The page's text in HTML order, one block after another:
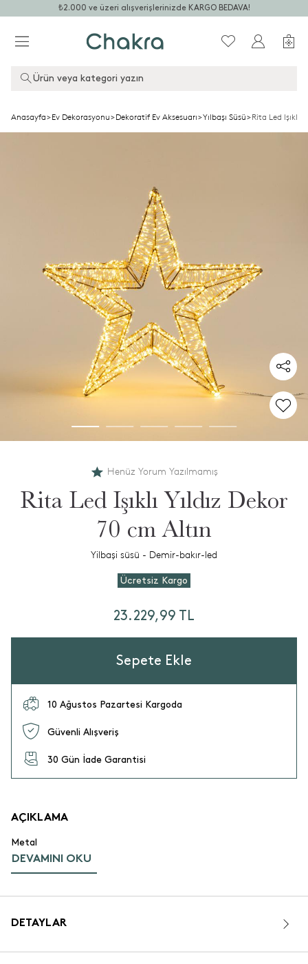
₺2.000 ve üzeri alışverişlerinizde KARGO BEDAVA!
Ürün veya kategori yazın
Anasayfa>Ev Dekorasyonu>Dekoratif Ev Aksesuarı>Yılbaşı Süsü>Rita Led Işıklı
Henüz Yorum Yazılmamış
Rita Led Işıklı Yıldız Dekor
70 cm Altın
Yilbaşi süsü - Demir-bakır-led
Ücretsiz Kargo
23.229,99 TL
Sepete Ekle
10 Ağustos Pazartesi Kargoda
Güvenli Alışveriş
30 Gün İade Garantisi
AÇIKLAMA
Metal
DEVAMINI OKU
DETAYLAR